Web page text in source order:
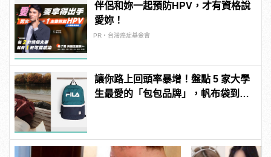
伴侶和妳一起預防HPV，才有資格說
愛妳！
PR・台灣癌症基金會
讓你路上回頭率暴增！盤點 5 家大學
生最愛的「包包品牌」，帆布袋到腰